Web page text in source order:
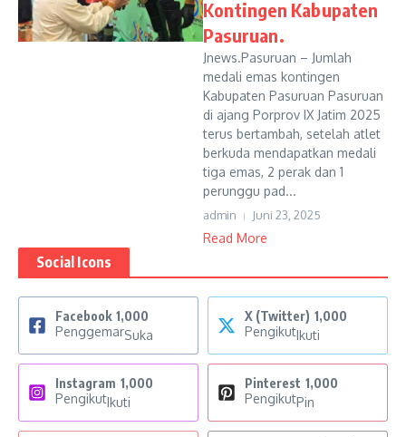
Kontingen Kabupaten
Pasuruan.
Jnews.Pasuruan – Jumlah
medali emas kontingen
Kabupaten Pasuruan Pasuruan
di ajang Porprov IX Jatim 2025
terus bertambah, setelah atlet
berkuda mendapatkan medali
tiga emas, 2 perak dan 1
perunggu pad...
admin Juni 23, 2025
Read More
Social Icons
Facebook 1,000
PenggemarSuka
X (Twitter) 1,000
PengikutIkuti
Instagram 1,000
PengikutIkuti
Pinterest 1,000
PengikutPin